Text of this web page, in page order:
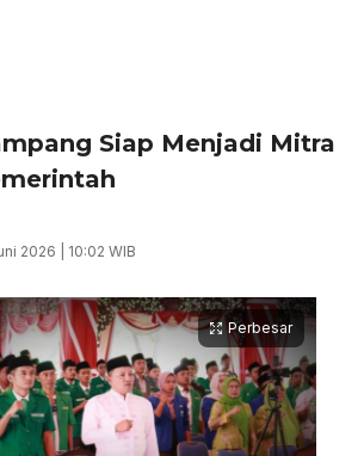
Siap Menjadi Mitra
2026 | 10:02 WIB
Perbesar